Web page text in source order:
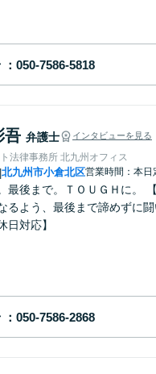
吾 弁護士 インタビューを見る
法律事務所 北九州オフィス
|北九州市小倉北区営業時間：本日
最後まで。ＴＯＵＧＨに。
るよう、最後まで諦めずに
日対応】